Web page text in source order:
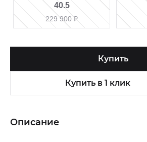
40.5
229 900₽
Купить
Купить в 1 клик
Описание